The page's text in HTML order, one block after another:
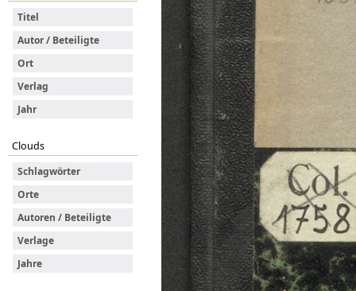
Titel
Autor / Beteiligte
Ort
Verlag
Jahr
Clouds
Schlagwörter
Orte
Autoren / Beteiligte
Verlage
Jahre